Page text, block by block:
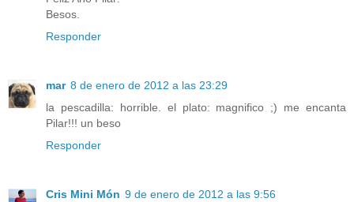
Besos.
Responder
mar 8 de enero de 2012 a las 23:29
la pescadilla: horrible. el plato: magnifico ;) me encanta
Pilar!!! un beso
Responder
Cris Mini Món 9 de enero de 2012 a las 9:56